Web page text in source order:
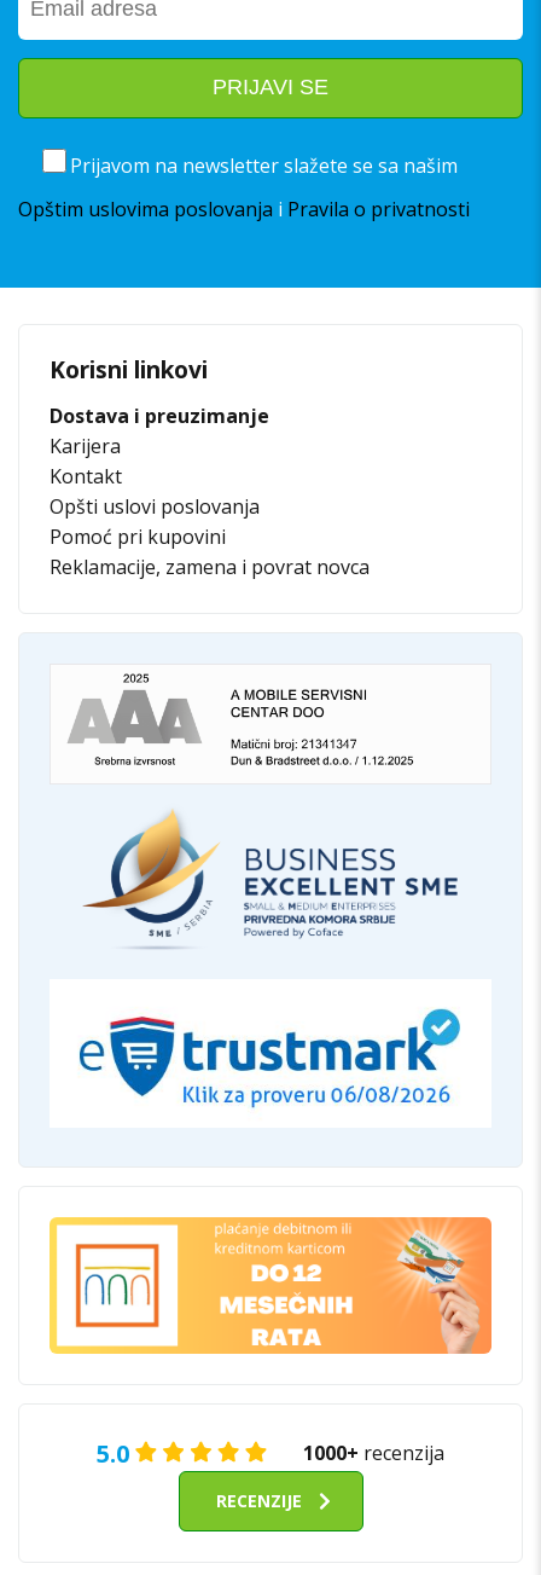
Prijavom na newsletter slažete se sa našim
Opštim uslovima poslovanja i Pravila o privatnosti
Korisni linkovi
Dostava i preuzimanje
Karijera
Kontakt
Opšti uslovi poslovanja
Pomoć pri kupovini
Reklamacije, zamena i povrat novca
5.0 1000+ recenzija
RECENZIJE